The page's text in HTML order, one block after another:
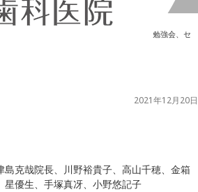
勉強会、セ
2021年12月20日
島克哉院長、川野裕貴子、高山千穂、金箱
星優生、手塚真冴、小野悠記子